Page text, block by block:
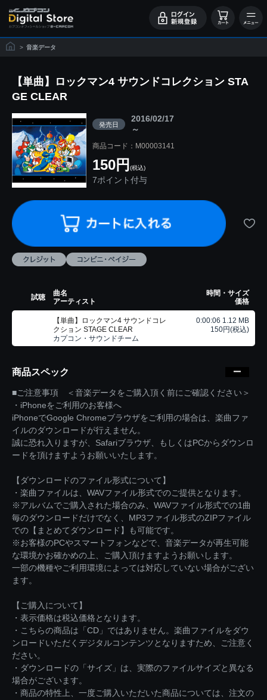
> 音楽データ
【単曲】ロックマン4 サウンドコレクション STA
GE CLEAR
発売日
2016/02/17
～
商品コード：M00003141
150円 (税込)
7ポイント付与
試聴
曲名
アーティスト
時間・サイズ
価格
【単曲】ロックマン4 サウンドコレ
クション STAGE CLEAR
カプコン・サウンドチーム
0:00:06 1.12 MB
150円(税込)
商品スペック
■ご注意事項 ＜音楽データをご購入頂く前にご確認ください＞
・iPhoneをご利用のお客様へ
iPhoneでGoogle Chromeブラウザをご利用の場合は、楽曲ファ
イルのダウンロードが行えません。
誠に恐れ入りますが、Safariブラウザ、もしくはPCからダウンロ
ードを頂けますようお願いいたします。
【ダウンロードのファイル形式について】
・楽曲ファイルは、WAVファイル形式でのご提供となります。
※アルバムでご購入された場合のみ、WAVファイル形式での1曲
毎のダウンロードだけでなく、MP3ファイル形式のZIPファイル
での【まとめてダウンロード】も可能です。
※お客様のPCやスマートフォンなどで、音楽データが再生可能
な環境かお確かめの上、ご購入頂けますようお願いします。
一部の機種やご利用環境によっては対応していない場合がござい
ます。
【ご購入について】
・表示価格は税込価格となります。
・こちらの商品は「CD」ではありません。楽曲ファイルをダウ
ンロードいただくデジタルコンテンツとなりますため、ご注意く
ださい。
・ダウンロードの「サイズ」は、実際のファイルサイズと異なる
場合がございます。
・商品の特性上、一度ご購入いただいた商品については、注文の